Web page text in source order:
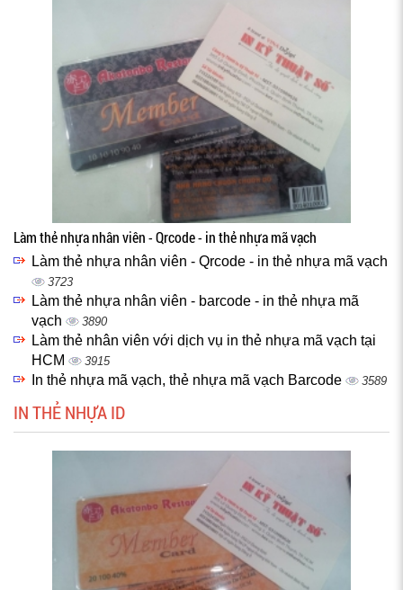
Làm thẻ nhựa nhân viên - Qrcode - in thẻ nhựa mã vạch
Làm thẻ nhựa nhân viên - Qrcode - in thẻ nhựa mã vạch
3723
Làm thẻ nhựa nhân viên - barcode - in thẻ nhựa mã
vạch
3890
Làm thẻ nhân viên với dịch vụ in thẻ nhựa mã vạch tại
HCM
3915
In thẻ nhựa mã vạch, thẻ nhựa mã vạch Barcode 3589
IN THẺ NHỰA ID